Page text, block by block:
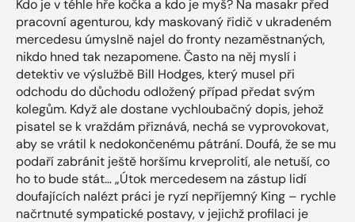
Kdo je v téhle hře kočka a kdo je myš? Na masakr před
pracovní agenturou, kdy maskovaný řidič v ukradeném
mercedesu úmyslně najel do fronty nezaměstnaných,
nikdo hned tak nezapomene. Často na něj myslí i
detektiv ve výslužbě Bill Hodges, který musel při
odchodu do důchodu odložený případ předat svým
kolegům. Když ale dostane vychloubačný dopis, jehož
pisatel se k vraždám přiznává, nechá se vyprovokovat,
aby se vrátil k nedokončenému pátrání. Doufá, že se mu
podaří zabránit ještě horšímu krveprolití, ale netuší, co
ho to bude stát… „Útok mercedesem na zástup lidí
doufajících nalézt práci je ryzí nepříjemný King – rychle
načrtnuté sympatické postavy, v jejichž profilaci je